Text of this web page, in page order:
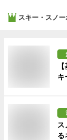
スキー・スノ
キ
ス
る